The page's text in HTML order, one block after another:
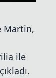
Martin,
ile